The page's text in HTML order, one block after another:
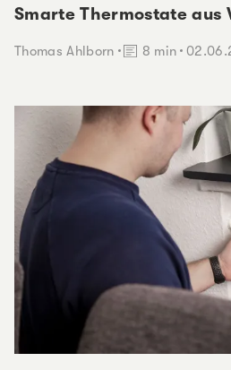
Smarte Thermostate aus
Thomas Ahlborn Lesedauer:
8 min